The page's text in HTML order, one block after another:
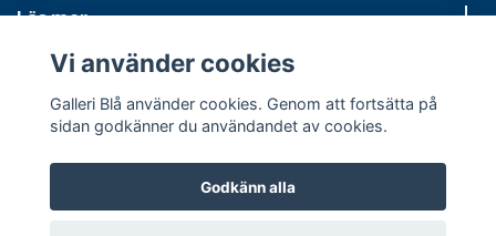
Läs mer
Sociala medier
Vi använder cookies
Galleri Blå använder cookies. Genom att fortsätta på
sidan godkänner du användandet av cookies.
Godkänn alla